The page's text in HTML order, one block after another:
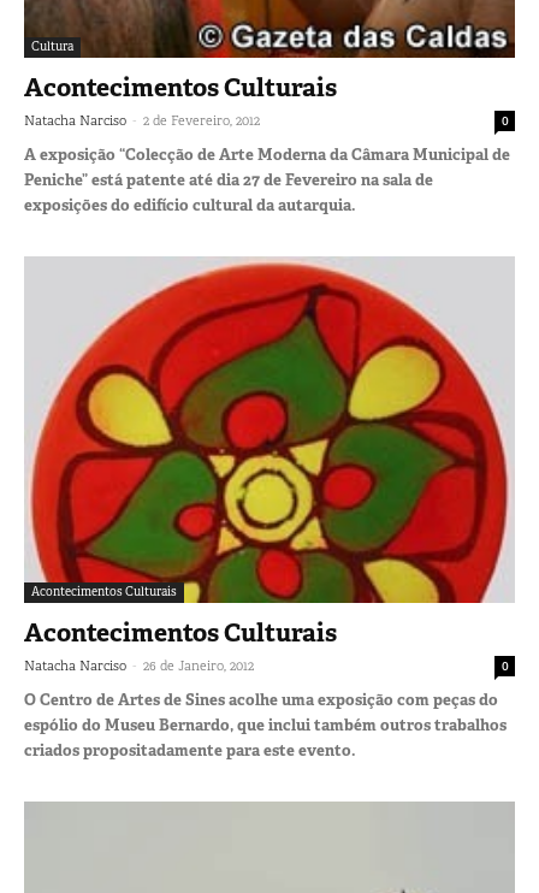
Cultura
Acontecimentos Culturais
Natacha Narciso - 2 de Fevereiro, 2012 0
A exposição “Colecção de Arte Moderna da Câmara Municipal de
Peniche” está patente até dia 27 de Fevereiro na sala de
exposições do edifício cultural da autarquia.
Acontecimentos Culturais
Acontecimentos Culturais
Natacha Narciso - 26 de Janeiro, 2012 0
O Centro de Artes de Sines acolhe uma exposição com peças do
espólio do Museu Bernardo, que inclui também outros trabalhos
criados propositadamente para este evento.